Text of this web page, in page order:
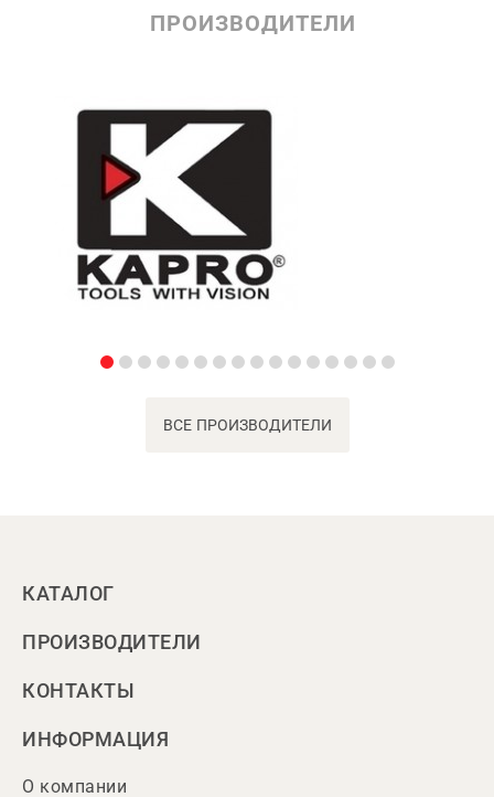
ПРОИЗВОДИТЕЛИ
ВСЕ ПРОИЗВОДИТЕЛИ
КАТАЛОГ
ПРОИЗВОДИТЕЛИ
КОНТАКТЫ
ИНФОРМАЦИЯ
О компании